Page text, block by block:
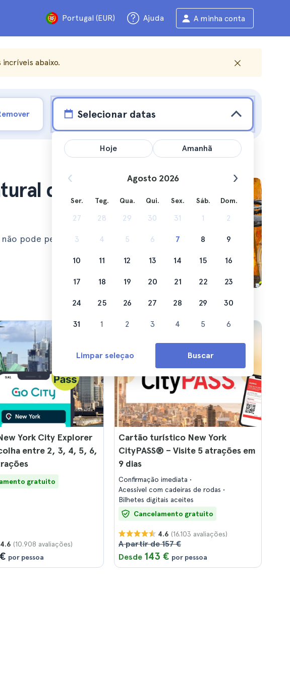
Portugal (EUR) Ajuda A minha conta
abaixo.
Selecionar datas
de
pode perder.
York City Explorer
entre 2, 3, 4, 5, 6,
gratuito
4.6 (10.908 avaliações)
por pessoa
Cartão turístico New York
CityPASS® – Visite 5 atrações em
9 dias
Confirmação imediata
Acessível com cadeiras de rodas
Bilhetes digitais aceites
Cancelamento gratuito
4.6 (16.103 avaliações)
A partir de 157 €
Desde 143 € por pessoa
Hoje Amanhã
Agosto 2026
Ser. Teg. Qua. Qui. Sex. Sáb. Dom.
27 28 29 30 31 1 2
3 4 5 6 7 8 9
10 11 12 13 14 15 16
17 18 19 20 21 22 23
24 25 26 27 28 29 30
31 1 2 3 4 5 6
Limpar seleçao Buscar